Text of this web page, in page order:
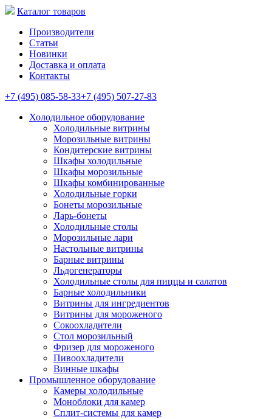
Каталог товаров
Производители
Статьи
Новинки
Доставка и оплата
Контакты
+7 (495) 085-58-33+7 (495) 507-27-83
Холодильное оборудование
Холодильные витрины
Морозильные витрины
Кондитерские витрины
Шкафы холодильные
Шкафы морозильные
Шкафы комбинированные
Холодильные горки
Бонеты морозильные
Ларь-бонеты
Холодильные столы
Морозильные лари
Настольные витрины
Барные витрины
Льдогенераторы
Холодильные столы для пиццы и салатов
Барные холодильники
Витрины для ингредиентов
Витрины для мороженого
Сокоохладители
Стол морозильный
Фризер для мороженого
Пивоохладители
Винные шкафы
Промышленное оборудование
Камеры холодильные
Моноблоки для камер
Сплит-системы для камер